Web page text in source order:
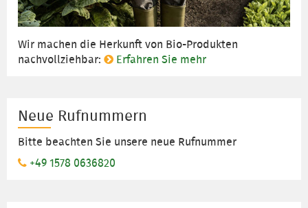
Wir machen die Herkunft von Bio-Produkten
nachvollziehbar:
Erfahren Sie mehr
Neue Rufnummern
Bitte beachten Sie unsere neue Rufnummer
+49 1578 0636820